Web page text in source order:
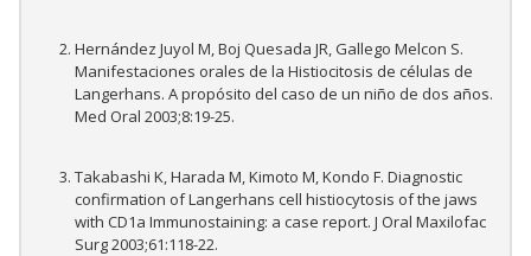
Hernández Juyol M, Boj Quesada JR, Gallego Melcon S.
Manifestaciones orales de la Histiocitosis de células de
Langerhans. A propósito del caso de un niño de dos años.
Med Oral 2003;8:19-25.
Takabashi K, Harada M, Kimoto M, Kondo F. Diagnostic
confirmation of Langerhans cell histiocytosis of the jaws
with CD1a Immunostaining: a case report. J Oral Maxilofac
Surg 2003;61:118-22.